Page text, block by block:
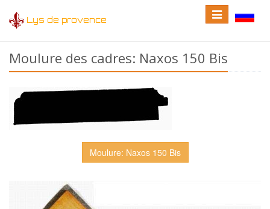
Lys de provence
Toggle
language
Toggle
navigation
Moulure des cadres: Naxos 150 Bis
Moulure: Naxos 150 Bis